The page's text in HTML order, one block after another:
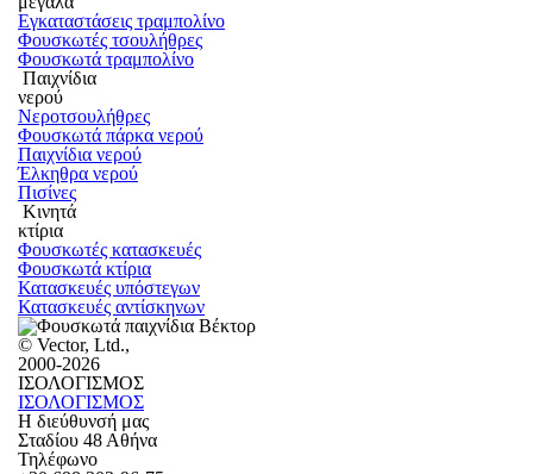
Εγκαταστάσεις τραμπολίνο
Φουσκωτές τσουλήθρες
Φουσκωτά τραμπολίνο
Παιχνίδια
νερού
Νεροτσουλήθρες
Φουσκωτά πάρκα νερού
Παιχνίδια νερού
Έλκηθρα νερού
Πισίνες
Κινητά
κτίρια
Φουσκωτές κατασκευές
Φουσκωτά κτίρια
Κατασκευές υπόστεγων
Κατασκευές αντίσκηνων
© Vector, Ltd.,
2000-2026
ΙΣΟΛΟΓΙΣΜΟΣ
ΙΣΟΛΟΓΙΣΜΟΣ
Η διεύθυνσή μας
Σταδίου 48 Αθήνα
Τηλέφωνο